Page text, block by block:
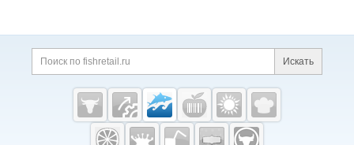
Дополнительная информация
Поиск по сайту и
Искать
Cсылки на полезные проекты
Fishretail.ru —
рыба,